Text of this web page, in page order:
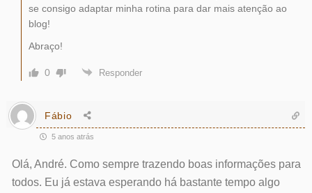
se consigo adaptar minha rotina para dar mais atenção ao
blog!
Abraço!
0 Responder
Fábio
5 anos atrás
Olá, André. Como sempre trazendo boas informações para
todos. Eu já estava esperando há bastante tempo algo